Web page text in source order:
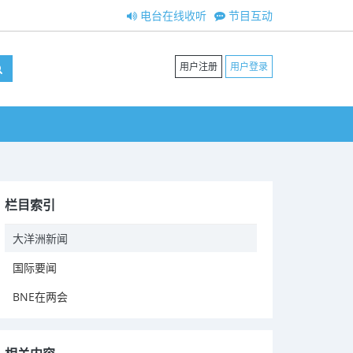
节目互动
电台在线收听
用户注册 用户登录
栏目索引
大洋洲新闻
国际要闻
BNE在两会